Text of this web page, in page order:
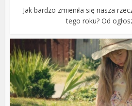
Jak bardzo zmieniła się nasza
tego roku? Od